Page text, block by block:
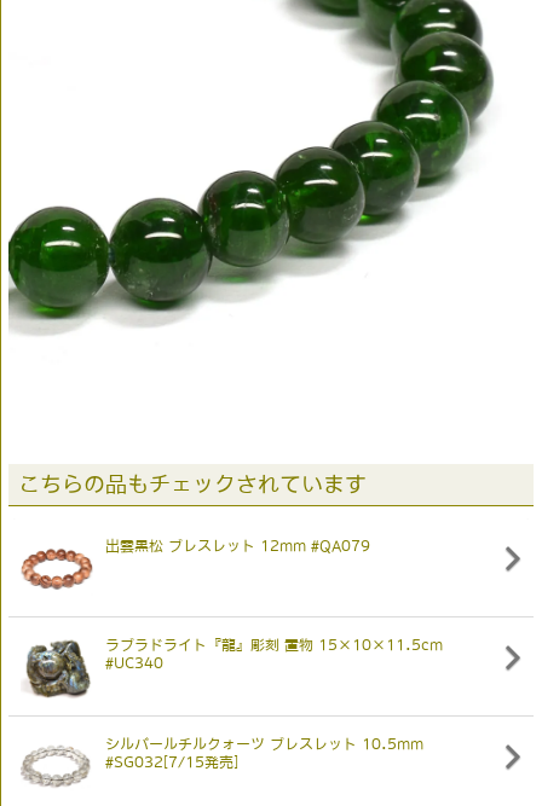
こちらの品もチェックされています
出雲黒松 ブレスレット 12mm #QA079
ラブラドライト『龍』彫刻 置物 15×10×11.5cm
#UC340
シルバールチルクォーツ ブレスレット 10.5mm
#SG032[7/15発売]